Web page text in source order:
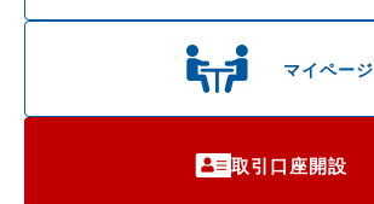
マイページ
取引口座開設